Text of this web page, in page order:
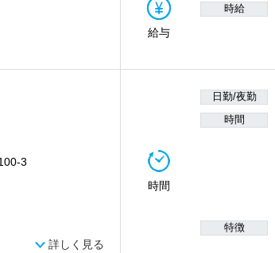
給与
時給
3
詳しく見る
時間
日勤/夜勤
時間
特徴